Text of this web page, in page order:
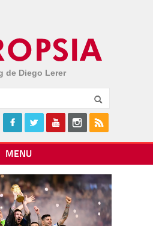
de Diego Lerer
MENU